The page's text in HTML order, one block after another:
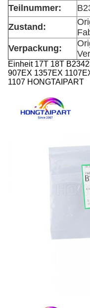
Teilnummer:
Zustand:
Verpackung:
Einheit 17T 18T
907EX 1357EX
1107 HONGTAIPART